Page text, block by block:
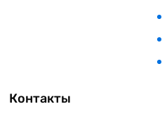
Контакты